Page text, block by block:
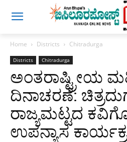
Home Districts Chitradurga
Districts Chitradurga
ಅಂತರಾಷ್ಟ್ರೀಯ
ದಿನಾಚರಣೆ:
ರಾಜ್ಯಮಟ್ಟದ
ಉಪನ್ಯಾಸ